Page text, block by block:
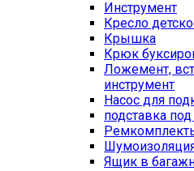
Инструмент
Кресло
Крышка
Крюк
Ложемент,
инструмент
Насос для
подставка
Ящик в